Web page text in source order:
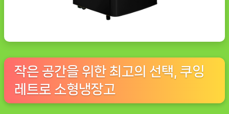
작은 공간을 위한 최고의 선택, 쿠잉
레트로 소형냉장고